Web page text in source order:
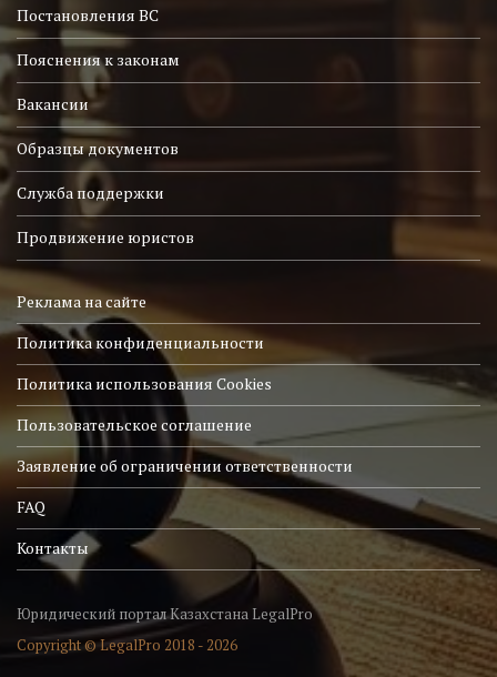
Постановления ВС
Пояснения к законам
Вакансии
Образцы документов
Служба поддержки
Продвижение юристов
Реклама на сайте
Политика конфиденциальности
Политика использования Cookies
Пользовательское соглашение
Заявление об ограничении ответственности
FAQ
Контакты
Юридический портал Казахстана LegalPro
Copyright © LegalPro 2018 - 2026